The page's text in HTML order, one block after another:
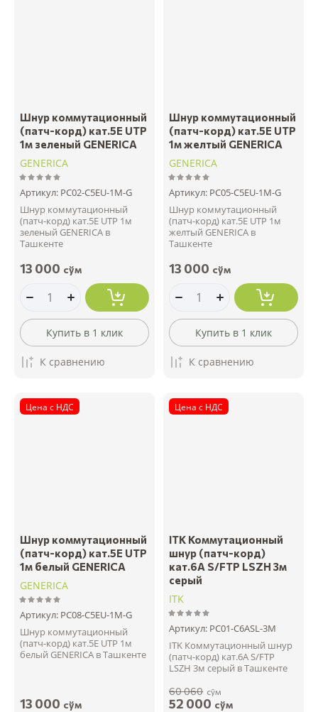
Шнур коммутационный
(патч-корд) кат.5Е UTP
1м зеленый GENERICA
GENERICA
Артикул: PC02-C5EU-1M-G
Шнур коммутационный
(патч-корд) кат.5Е UTP 1м
зеленый GENERICA в
Ташкенте
13 000 сўм
Купить в 1 клик
К сравнению
Шнур коммутационный
(патч-корд) кат.5Е UTP
1м желтый GENERICA
GENERICA
Артикул: PC05-C5EU-1M-G
Шнур коммутационный
(патч-корд) кат.5Е UTP 1м
желтый GENERICA в
Ташкенте
13 000 сўм
Купить в 1 клик
К сравнению
Цена с НДС
Шнур коммутационный
(патч-корд) кат.5Е UTP
1м белый GENERICA
GENERICA
Артикул: PC08-C5EU-1M-G
Шнур коммутационный
(патч-корд) кат.5Е UTP 1м
белый GENERICA в Ташкенте
13 000 сўм
Цена с НДС
ITK Коммутационный
шнур (патч-корд)
кат.6А S/FTP LSZH 3м
серый
ITK
Артикул: PC01-C6ASL-3M
ITK Коммутационный шнур
(патч-корд) кат.6А S/FTP
LSZH 3м серый в Ташкенте
60 060 сўм
52 000 сўм